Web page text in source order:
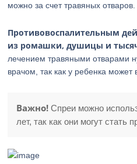
можно за счет травяных отваров.
Противовоспалительным
из ромашки, душицы и
лечением травяными отварами
врачом, так как у ребенка может
Важно! Спреи можно
лет, так как они могут стать